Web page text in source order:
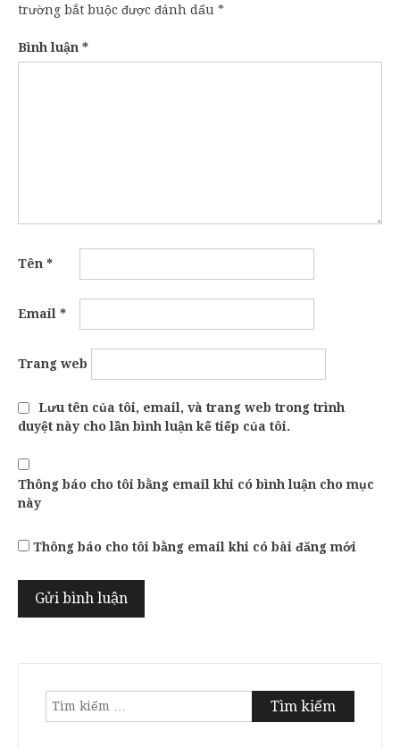
trường bắt buộc được đánh dấu *
Bình luận *
Tên *
Email *
Trang web
Lưu tên của tôi, email, và trang web trong trình
duyệt này cho lần bình luận kế tiếp của tôi.
Thông báo cho tôi bằng email khi có bình luận cho mục
này
Thông báo cho tôi bằng email khi có bài đăng mới
Tìm
kiếm